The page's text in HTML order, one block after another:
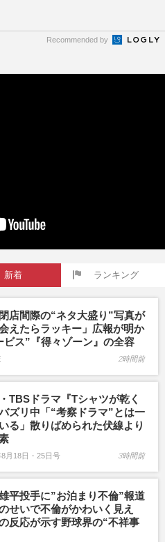
Recommended by
新着 ランキング
店間際の“ネタ大盛り”写真が
えたらラッキー」広報が明か
ビス”『得々ゾーン』の全容
2時間前
TBSドラマ『Tシャツが乾く
ズリ中「“考察ドラマ”とは一
る」散りばめられた伏線より
月18日・25日号 3時間前
平投手に”お泊まり不倫”報道
せいで不倫がかわいく見え
反応が示す野球界の“不祥事